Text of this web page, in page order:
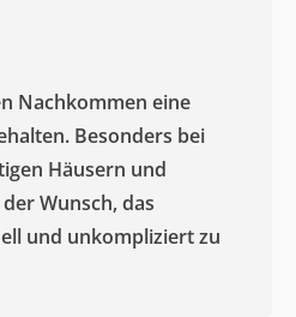
Nachkommen eine
Besonders bei
Häusern und
Wunsch, das
und unkompliziert zu